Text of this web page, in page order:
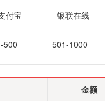
付宝 银联在线
500 501-1000
金额